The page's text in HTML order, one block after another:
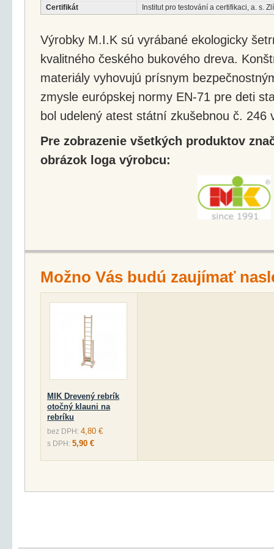
Certifikát
Institut pro testování a certifikaci, a. s.
Výrobky M.I.K sú vyrábané ekologicky
kvalitného českého bukového dreva.
materiály vyhovujú prísnym
zmysle európskej normy EN-71 pre deti
bol udelený atest státní zkušebnou č. 246
Pre zobrazenie všetkých produktov
obrázok loga výrobcu:
Možno Vás budú zaujímať
MIK Drevený rebrík
otočný klauni na
rebríku
bez DPH: 4,80 €
s DPH: 5,90 €